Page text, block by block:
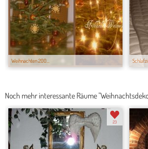
Weihnachten 200...
Noch mehr interessante Räume
23